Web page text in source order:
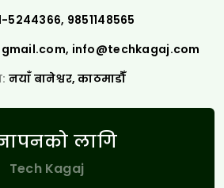
5244366, 9851148565
, info@techkagaj.com
नयाँ बानेश्वर, काठमाडौँ
लागि
Tech Kagaj